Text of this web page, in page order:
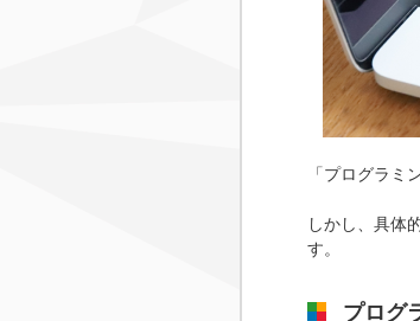
「プログラミ
しかし、具体
す。
プログ